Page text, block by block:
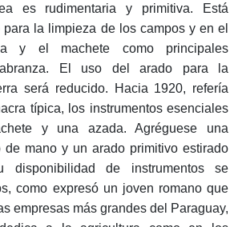
es rudimentaria y primitiva. Está
la limpieza de los campos y en el
y el machete como principales
El uso del arado para la
será reducido. Hacia 1920, refería
típica, los instrumentos esenciales
y una azada. Agréguese una
de mano y un arado primitivo estirado
de instrumentos se
como expresó un joven romano que
empresas más grandes del Paraguay,